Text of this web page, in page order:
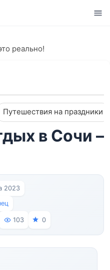
реально!
Путешествия на праздники
в Сочи –
2023
103 0